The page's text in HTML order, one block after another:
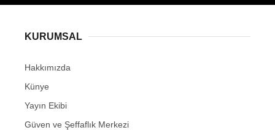
KURUMSAL
Hakkımızda
Künye
Yayın Ekibi
Güven ve Şeffaflık Merkezi